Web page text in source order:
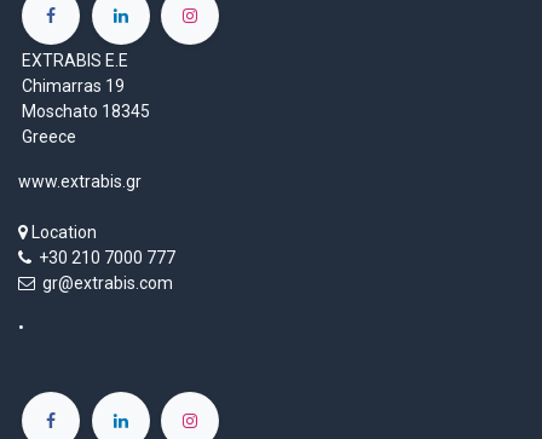
EXTRABIS E.E
Chimarras 19
Moschato 18345
Greece
www.extrabis.gr
Location
+30 210 7000 777
gr@extrabis.com